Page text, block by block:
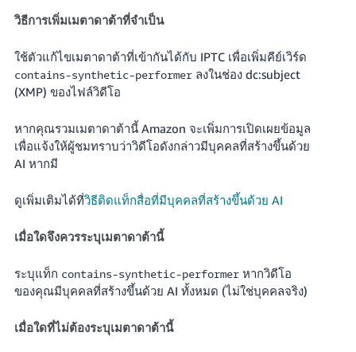
本
語
-
Español
- ES
วิธีการเพิ่มเมตาดาต้าที่จำเป็น
ใช้ตัวแก้ไขเมตาดาต้าที่เข้ากันได้กับ IPTC เพื่อเพิ่มคีย์เวิร์ด
contains-synthetic-performerลงในช่อง dc:subject
(XMP) ของไฟล์วิดีโอ
หากคุณรวมเมตาดาต้านี้ Amazon จะเพิ่มการเปิดเผยข้อมูล
เพื่อแจ้งให้ผู้ชมทราบว่าวิดีโอดังกล่าวมีบุคคลที่สร้างขึ้นด้วย
AI หากมี
ดูเพิ่มเติมได้ที่วิธีติดแท็กสื่อที่มีบุคคลที่สร้างขึ้นด้วย AI
เมื่อใดจึงควรระบุเมตาดาต้านี้
ระบุแท็ก contains-synthetic-performerหากวิดีโอ
ของคุณมีบุคคลที่สร้างขึ้นด้วย AI ทั้งหมด (ไม่ใช่บุคคลจริง)
เมื่อใดที่ไม่ต้องระบุเมตาดาต้านี้